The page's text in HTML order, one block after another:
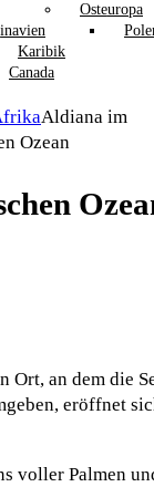
Osteuropa
Karibik
Canada
Aldiana im
Ozean
Ort, an dem die
eröffnet
voller Palmen